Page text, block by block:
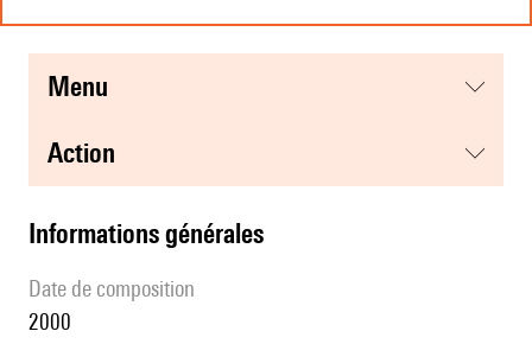
menu
action
informations générales
date de composition
2000